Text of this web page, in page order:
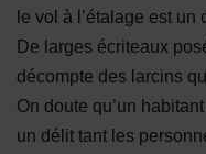
le vol à l’étalage est
De larges écriteaux
décompte des larcins
On doute qu’un
un délit tant les